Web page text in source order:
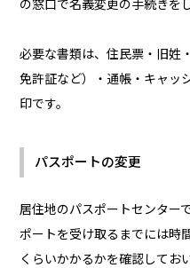
の窓口で名義変更の手続きを
必要な書類は、住民票・旧姓
免許証など）・通帳・キャッ
印です。
パスポートの変更
居住地のパスポートセンター
ポートを受け取るまでには時
くらいかかるかを確認してお